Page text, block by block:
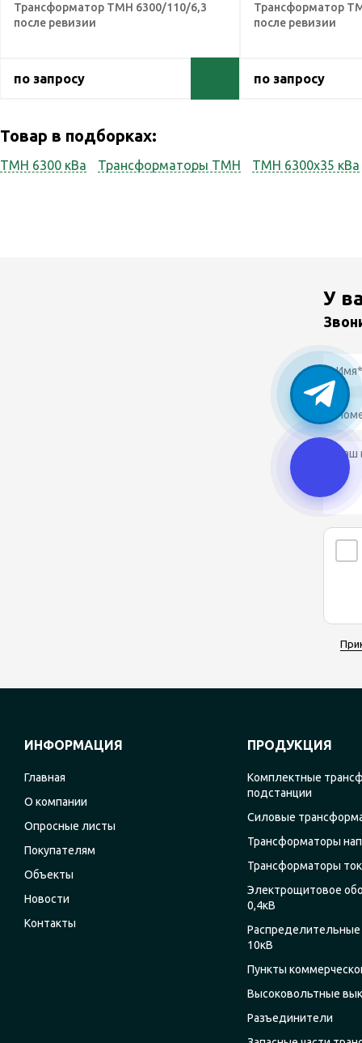
Трансформатор ТМН 6300/110/6,3
после ревизии
по запросу
Трансформатор
после ревизии
по запросу
Товар в подборках:
ТМН 6300 кВа Трансформаторы ТМН ТМН 6300x35 кВа
У
ИНФОРМАЦИЯ
Главная
О компании
Опросные листы
Покупателям
Объекты
Новости
Контакты
ПРОДУКЦИЯ
Комплектные
подстанции
Силовые
Трансформаторы
Трансформаторы
Электрощитовое
0,4кВ
Распределительные
10кВ
Пункты
Высоковольтные
Разъединители